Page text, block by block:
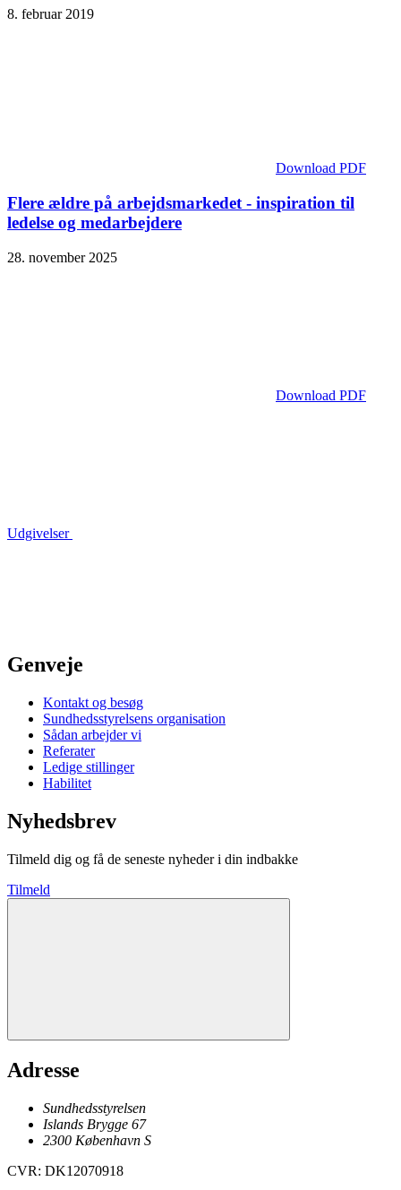
8. februar 2019
Download PDF
Flere ældre på arbejdsmarkedet - inspiration til
ledelse og medarbejdere
28. november 2025
Download PDF
Udgivelser
Genveje
Kontakt og besøg
Sundhedsstyrelsens organisation
Sådan arbejder vi
Referater
Ledige stillinger
Habilitet
Nyhedsbrev
Tilmeld dig og få de seneste nyheder i din indbakke
Tilmeld
Adresse
Sundhedsstyrelsen
Islands Brygge 67
2300 København S
CVR: DK12070918